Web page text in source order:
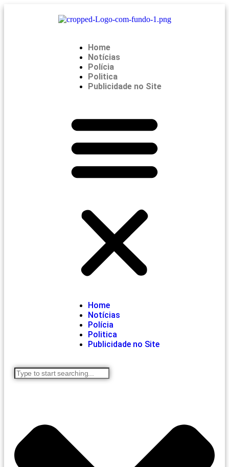
Home
Notícias
Polícia
Politica
Publicidade no Site
Home
Notícias
Polícia
Politica
Publicidade no Site